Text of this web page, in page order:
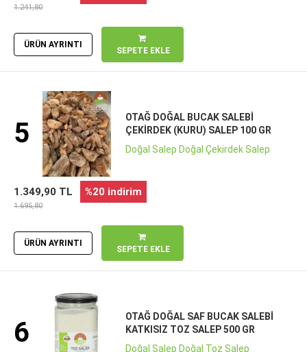
1.241,80
ÜRÜN AYRINTI
SEPETE EKLE
5
OTAĞ DOĞAL BUCAK SALEBI
ÇEKIRDEK (KURU) SALEP 100 GR
Doğal Salep Doğal Çekirdek Salep
1.349,90 TL %20 indirim
1.695,80
ÜRÜN AYRINTI
SEPETE EKLE
6
OTAĞ DOĞAL SAF BUCAK SALEBI
KATKISIZ TOZ SALEP 500 GR
Doğal Salep Doğal Toz Salep